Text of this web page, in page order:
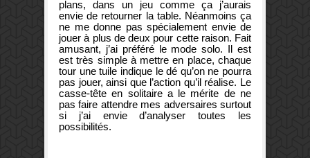
plans, dans un jeu comme ça j’aurais
envie de retourner la table. Néanmoins ça
ne me donne pas spécialement envie de
jouer à plus de deux pour cette raison. Fait
amusant, j’ai préféré le mode solo. Il est
est très simple à mettre en place, chaque
tour une tuile indique le dé qu’on ne pourra
pas jouer, ainsi que l’action qu’il réalise. Le
casse-tête en solitaire a le mérite de ne
pas faire attendre mes adversaires surtout
si j’ai envie d’analyser toutes les
possibilités.